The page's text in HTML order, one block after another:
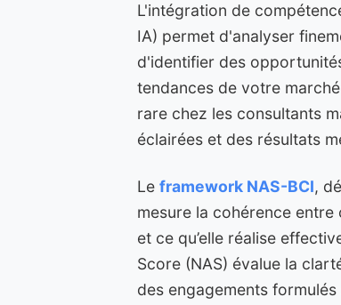
L'intégration de
IA) permet d'analyser
d'identifier des
tendances de votre
rare chez les consultants
éclairées et des résultats
Le framework NAS-BCI,
mesure la cohérence entre
et ce qu’elle réalise
Score (NAS) évalue la
des engagements